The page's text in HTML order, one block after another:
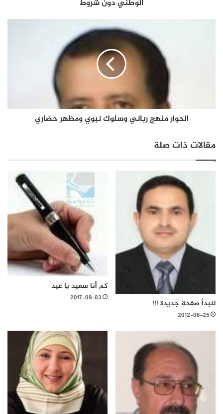
الوطني دون شروط
الحوار منهج رباني وسلوك نبوي ومظهر حضاري
مقالات ذات صلة
لنبدأ صفحة جديدة !!!
2012-06-25
كم أنا سعيد يا عيد
2017-09-03